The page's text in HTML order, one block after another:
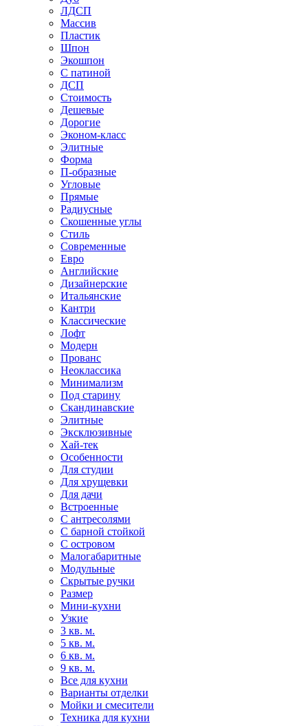
ЛДСП
Массив
Пластик
Шпон
Экошпон
С патиной
ДСП
Стоимость
Дешевые
Дорогие
Эконом-класс
Элитные
Форма
П-образные
Угловые
Прямые
Радиусные
Скошенные углы
Стиль
Современные
Евро
Английские
Дизайнерские
Итальянские
Кантри
Классические
Лофт
Модерн
Прованс
Неоклассика
Минимализм
Под старину
Скандинавские
Элитные
Эксклюзивные
Хай-тек
Особенности
Для студии
Для хрущевки
Для дачи
Встроенные
С антресолями
С барной стойкой
С островом
Малогабаритные
Модульные
Скрытые ручки
Размер
Мини-кухни
Узкие
3 кв. м.
5 кв. м.
6 кв. м.
9 кв. м.
Все для кухни
Варианты отделки
Мойки и смесители
Техника для кухни